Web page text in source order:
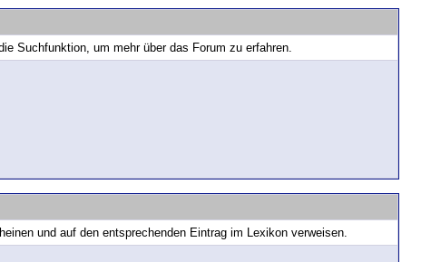
Suchfunktion, um mehr über das Forum zu erfahren.
und auf den entsprechenden Eintrag im Lexikon verweisen.